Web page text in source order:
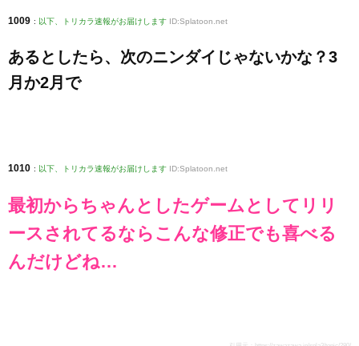
1009 : 以下、トリカラ速報がお届けします ID:Splatoon.net
あるとしたら、次のニンダイじゃないかな？3
月か2月で
1010 : 以下、トリカラ速報がお届けします ID:Splatoon.net
最初からちゃんとしたゲームとしてリリ
ースされてるならこんな修正でも喜べる
んだけどね…